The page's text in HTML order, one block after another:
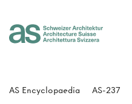
AS Encyclopaedia AS-237